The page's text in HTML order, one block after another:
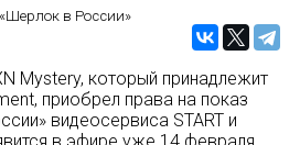
в России»
Mystery, который принадлежит
приобрел права на показ
видеосервиса START и